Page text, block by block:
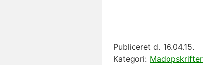
Publiceret d. 16.04.15.
Kategori: Madopskrifter